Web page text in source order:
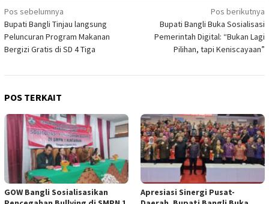
Navigasi
pos
Pos sebelumnya
Bupati Bangli Tinjau langsung
Peluncuran Program Makanan
Bergizi Gratis di SD 4 Tiga
Pos berikutnya
Bupati Bangli Buka Sosialisasi
Pemerintah Digital: “Bukan Lagi
Pilihan, tapi Keniscayaan”
POS TERKAIT
GOW Bangli Sosialisasikan
Apresiasi Sinergi Pusat-